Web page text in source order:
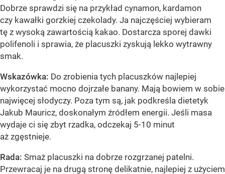
Dobrze sprawdzi się na przykład cynamon, kardamon
czy kawałki gorzkiej czekolady. Ja najczęściej wybieram
tę z wysoką zawartością kakao. Dostarcza sporej dawki
polifenoli i sprawia, że placuszki zyskują lekko wytrawny
smak.
Wskazówka: Do zrobienia tych placuszków najlepiej
wykorzystać mocno dojrzałe banany. Mają bowiem w sobie
najwięcej słodyczy. Poza tym są, jak podkreśla dietetyk
Jakub Mauricz, doskonałym źródłem energii. Jeśli masa
wydaje ci się zbyt rzadka, odczekaj 5-10 minut
aż zgęstnieje.
Rada: Smaż placuszki na dobrze rozgrzanej patelni.
Przewracaj je na drugą stronę delikatnie, najlepiej z użyciem